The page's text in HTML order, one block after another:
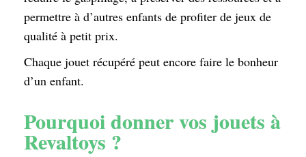
permettre à d’autres enfants de profiter de jeux de
qualité à petit prix.
Chaque jouet récupéré peut encore faire le bonheur
d’un enfant.
Pourquoi donner vos jouets à
Revaltoys ?